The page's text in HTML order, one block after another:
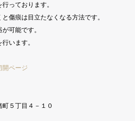
っております。
傷痕は目立たなくなる方法です。
可能です。
います。
ページ
５丁目４－１０